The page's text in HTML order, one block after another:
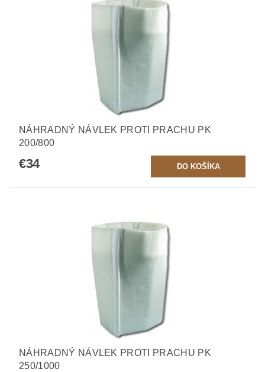
NÁHRADNÝ NÁVLEK PROTI PRACHU PK
200/800
€34
NÁHRADNÝ NÁVLEK PROTI PRACHU PK
250/1000